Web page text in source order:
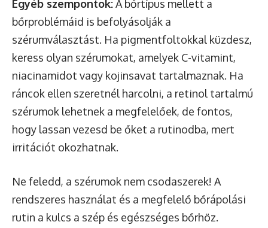
Egyéb szempontok:A bőrtípus mellett a
bőrproblémáid is befolyásolják a
szérumválasztást. Ha pigmentfoltokkal küzdesz,
keress olyan szérumokat, amelyek C-vitamint,
niacinamidot vagy kojinsavat tartalmaznak. Ha
ráncok ellen szeretnél harcolni, a retinol tartalmú
szérumok lehetnek a megfelelőek, de fontos,
hogy lassan vezesd be őket a rutinodba, mert
irritációt okozhatnak.
Ne feledd, a szérumok nem csodaszerek! A
rendszeres használat és a megfelelő bőrápolási
rutin a kulcs a szép és egészséges bőrhöz.